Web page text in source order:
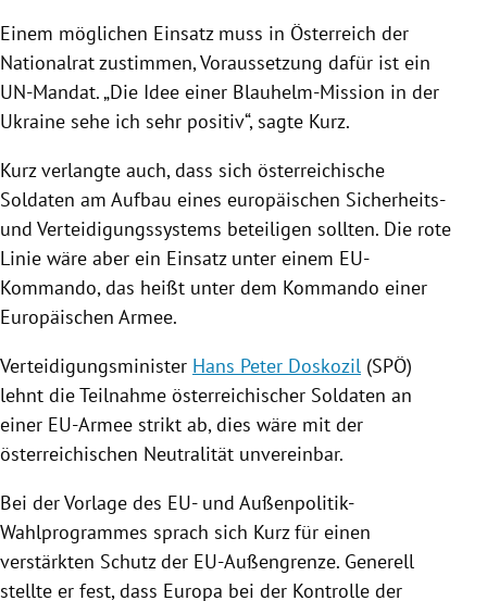
Einem möglichen Einsatz muss in Österreich der
Nationalrat zustimmen, Voraussetzung dafür ist ein
UN-Mandat. „Die Idee einer Blauhelm-Mission in der
Ukraine sehe ich sehr positiv“, sagte Kurz.
Kurz verlangte auch, dass sich österreichische
Soldaten am Aufbau eines europäischen Sicherheits-
und Verteidigungssystems beteiligen sollten. Die rote
Linie wäre aber ein Einsatz unter einem EU-
Kommando, das heißt unter dem Kommando einer
Europäischen Armee.
Verteidigungsminister Hans Peter Doskozil (SPÖ)
lehnt die Teilnahme österreichischer Soldaten an
einer EU-Armee strikt ab, dies wäre mit der
österreichischen Neutralität unvereinbar.
Bei der Vorlage des EU- und Außenpolitik-
Wahlprogrammes sprach sich Kurz für einen
verstärkten Schutz der EU-Außengrenze. Generell
stellte er fest, dass Europa bei der Kontrolle der